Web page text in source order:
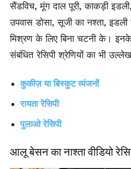
सैंडविच, मूंग दाल पूरी, काकड़ी इडली,
उपवास डोसा, सूजी का नश्ता,
मिश्रण के लिए बिना चटनी के।
संबंधित रेसिपी श्रेणियों का भी
कुकीज़ या बिस्कुट व्यंजनों
रायता रेसिपी
पुलाओ रेसिपी
आलू बेसन का नाश्ता वीडियो